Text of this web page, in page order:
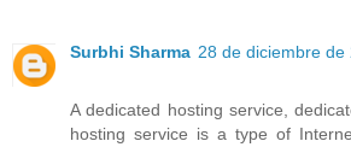
Surbhi Sharma 28 de diciembre de
A dedicated hosting service,
hosting service is a type of